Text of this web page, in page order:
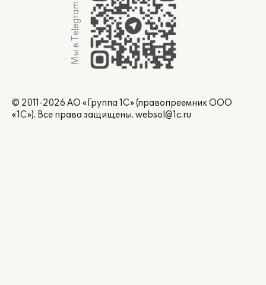
Мы в Telegram
© 2011-2026 АО «Группа 1С» (правопреемник ООО
«1С»). Все права защищены. websol@1c.ru